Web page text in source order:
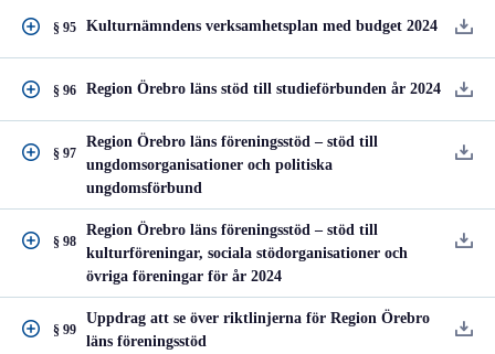
§ 95 Kulturnämndens verksamhetsplan med budget 2024
§ 96 Region Örebro läns stöd till studieförbunden år 2024
§ 97
Region Örebro läns föreningsstöd – stöd till
ungdomsorganisationer och politiska
ungdomsförbund
§ 98
Region Örebro läns föreningsstöd – stöd till
kulturföreningar, sociala stödorganisationer och
övriga föreningar för år 2024
§ 99
Uppdrag att se över riktlinjerna för Region Örebro
läns föreningsstöd